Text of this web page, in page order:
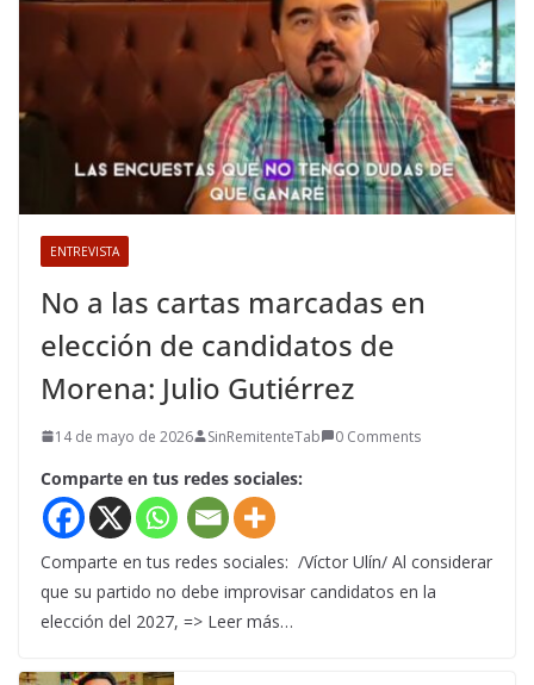
ENTREVISTA
No a las cartas marcadas en
elección de candidatos de
Morena: Julio Gutiérrez
14 de mayo de 2026 SinRemitenteTab 0 Comments
Comparte en tus redes sociales:
Comparte en tus redes sociales: /Víctor Ulín/ Al considerar
que su partido no debe improvisar candidatos en la
elección del 2027, => Leer más…